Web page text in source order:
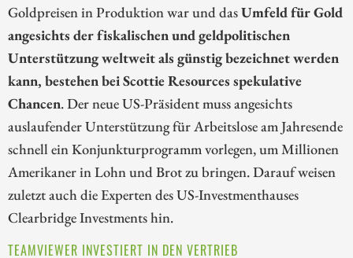
Goldpreisen in Produktion war und dasUmfeld für Gold
angesichts der fiskalischen und geldpolitischen
Unterstützung weltweit als günstig bezeichnet werden
kann, bestehen bei Scottie Resources spekulative
Chancen. Der neue US-Präsident muss angesichts
auslaufender Unterstützung für Arbeitslose am Jahresende
schnell ein Konjunkturprogramm vorlegen, um Millionen
Amerikaner in Lohn und Brot zu bringen. Darauf weisen
zuletzt auch die Experten des US-Investmenthauses
Clearbridge Investments hin.
TEAMVIEWER INVESTIERT IN DEN VERTRIEB